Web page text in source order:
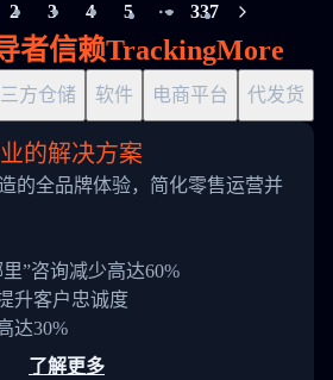
2 3 4 5
More pages
337
者信赖TrackingMore
方仓储 软件 电商平台 代发货
的解决方案
的全品牌体验，简化零售运营并
”咨询减少高达60%
升客户忠诚度
达30%
了解更多